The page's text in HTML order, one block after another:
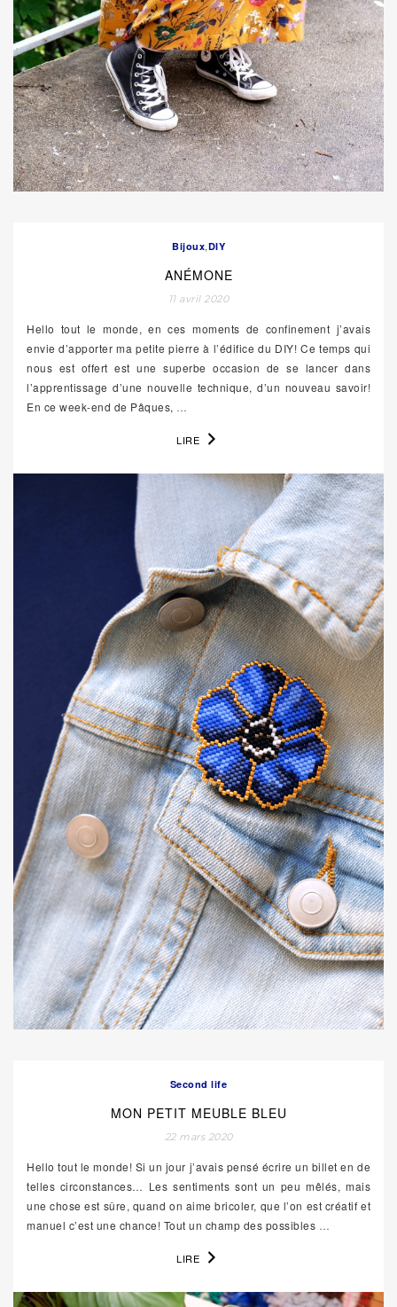
Bijoux,DIY
ANÉMONE
11 avril 2020
Hello tout le monde, en ces moments de confinement j’avais
envie d’apporter ma petite pierre à l’édifice du DIY! Ce temps qui
nous est offert est une superbe occasion de se lancer dans
l’apprentissage d’une nouvelle technique, d’un nouveau savoir!
En ce week-end de Pâques, …
LIRE
Second life
MON PETIT MEUBLE BLEU
22 mars 2020
Hello tout le monde! Si un jour j’avais pensé écrire un billet en de
telles circonstances… Les sentiments sont un peu mêlés, mais
une chose est sûre, quand on aime bricoler, que l’on est créatif et
manuel c’est une chance! Tout un champ des possibles …
LIRE